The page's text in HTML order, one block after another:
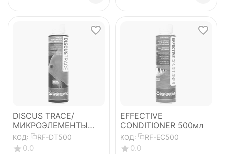
DISCUS TRACE/
МИКРОЭЛЕМЕНТЫ
ДЛЯ
ДИСКУСОВ-500мл
КОД: RF-DT500
0.0
EFFECTIVE
CONDITIONER 500мл
КОД: RF-EC500
0.0